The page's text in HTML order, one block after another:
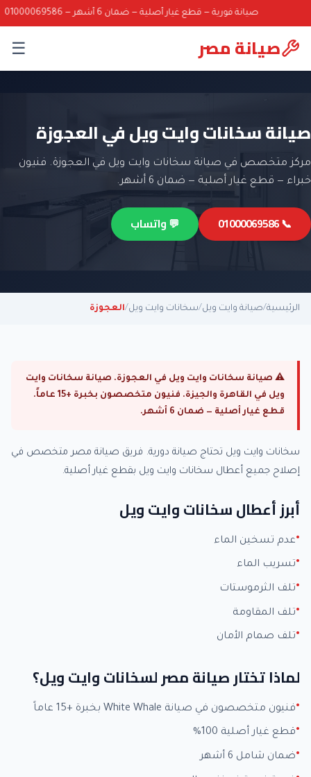
صيانة فورية — قطع غيار أصلية — ضمان 6 أشهر — 01000069586
صيانة مصر ☰
صيانة سخانات وايت ويل في العجوزة
مركز متخصص في صيانة سخانات وايت ويل في العجوزة. فنيون
خبراء — قطع غيار أصلية — ضمان 6 أشهر.
📞 01000069586 💬 واتساب
الرئيسية/صيانة وايت ويل/سخانات وايت ويل/العجوزة
⚠ صيانة سخانات وايت ويل في العجوزة. صيانة سخانات وايت
ويل في القاهرة والجيزة. فنيون متخصصون بخبرة +15 عاماً.
قطع غيار أصلية — ضمان 6 أشهر.
سخانات وايت ويل تحتاج صيانة دورية. فريق صيانة مصر متخصص في
إصلاح جميع أعطال سخانات وايت ويل بقطع غيار أصلية.
أبرز أعطال سخانات وايت ويل
عدم تسخين الماء
تسريب الماء
تلف الثرموستات
تلف المقاومة
تلف صمام الأمان
لماذا تختار صيانة مصر لسخانات وايت ويل؟
فنيون متخصصون في صيانة White Whale بخبرة +15 عاماً
قطع غيار أصلية 100%
ضمان شامل 6 أشهر